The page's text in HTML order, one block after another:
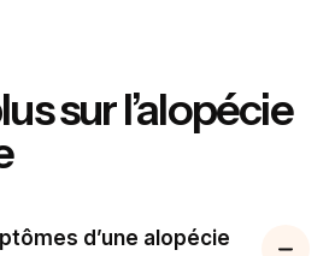
sur l’alopécie
d’une alopécie